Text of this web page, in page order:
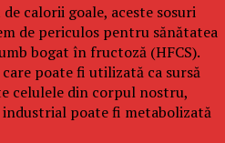
calorii goale, aceste sosuri
de periculos pentru sănătatea
bogat în fructoză (HFCS).
poate fi utilizată ca sursă
celulele din corpul nostru,
poate fi metabolizată